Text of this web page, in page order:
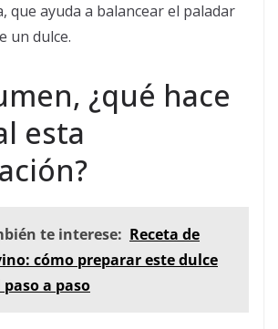
que ayuda a balancear el paladar
un dulce.
¿qué hace
esta
te interese: Receta de
cómo preparar este dulce
a paso